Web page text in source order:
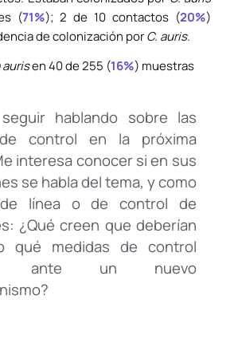
(71%); 2 de 10 contactos (20%)
de colonización porC. auris.
aurisen 40 de 255 (16%) muestras
hablando sobre las
control en la próxima
interesa conocer si en sus
se habla del tema, y como
de línea o de control de
¿Qué creen que deberían
qué medidas de control
ante un nuevo